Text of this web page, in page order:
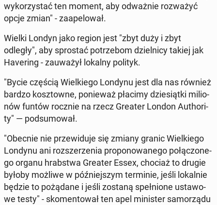
wy­ko­rzy­stać ten moment, aby od­waż­nie roz­wa­żyć
opcje zmian" - za­ape­lo­wał.
Wielki Londyn jako region jest "zbyt duży i zbyt
odległy", aby spro­stać po­trze­bom dziel­ni­cy takiej jak
Ha­ve­ring - za­uwa­żył lokalny polityk.
"Bycie częścią Wiel­kie­go Londynu jest dla nas również
bardzo kosz­tow­ne, po­nie­waż płacimy dzie­siąt­ki mi­lio­
nów funtów rocznie na rzecz Greater London Au­tho­ri­
ty" — pod­su­mo­wał.
"Obecnie nie prze­wi­du­je się zmiany granic Wiel­kie­go
Londynu ani roz­sze­rze­nia pro­po­no­wa­ne­go po­łą­czo­ne­
go organu hrab­stwa Greater Essex, chociaż to drugie
byłoby możliwe w póź­niej­szym ter­mi­nie, jeśli lo­kal­nie
będzie to po­żą­da­ne i jeśli zostaną speł­nio­ne usta­wo­
we testy" - sko­men­to­wał ten apel mi­ni­ster sa­mo­rzą­du